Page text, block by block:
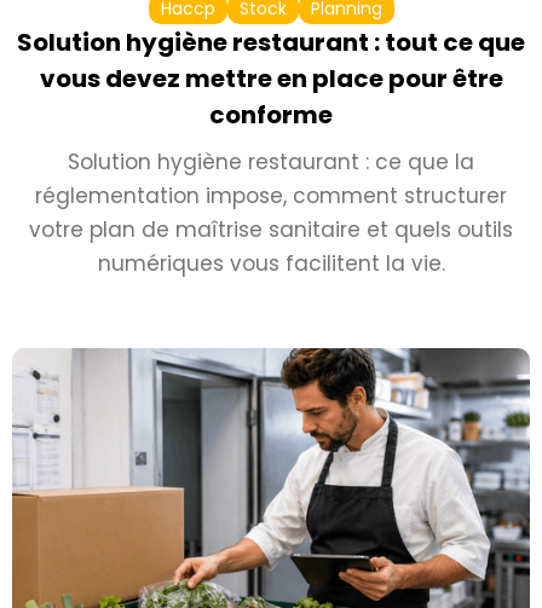
Haccp
Stock Planning
Solution hygiène restaurant : tout ce que
vous devez mettre en place pour être
conforme
Solution hygiène restaurant : ce que la
réglementation impose, comment structurer
votre plan de maîtrise sanitaire et quels outils
numériques vous facilitent la vie.